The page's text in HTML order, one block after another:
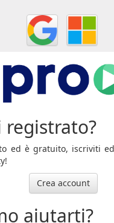
registrato?
ed è gratuito, iscriviti
Crea account
aiutarti?